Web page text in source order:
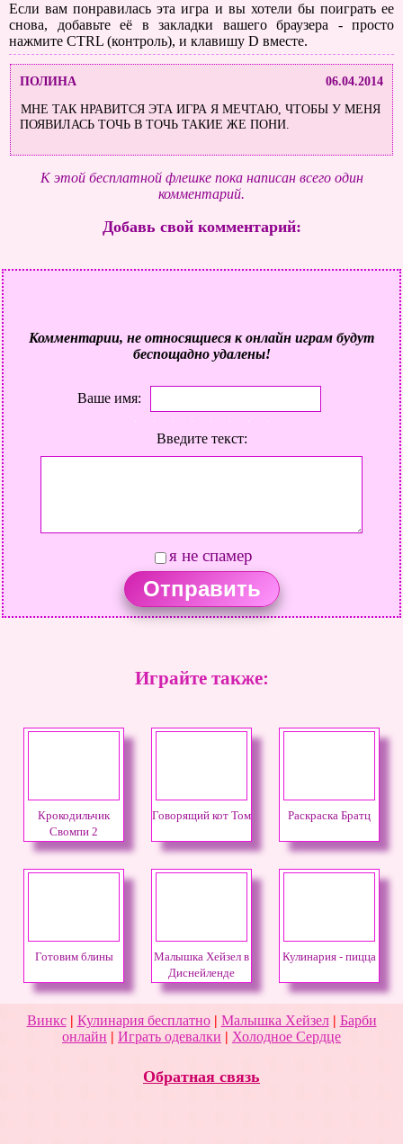
Если вам понравилась эта игра и вы хотели бы поиграть ее
снова, добавьте её в закладки вашего браузера - просто
нажмите CTRL (контроль), и клавишу D вместе.
ПОЛИНА
06.04.2014
МНЕ ТАК НРАВИТСЯ ЭТА ИГРА Я МЕЧТАЮ, ЧТОБЫ У МЕНЯ
ПОЯВИЛАСЬ ТОЧЬ В ТОЧЬ ТАКИЕ ЖЕ ПОНИ.
К этой бесплатной флешке пока написан всего один
комментарий.
Добавь свой комментарий:
Комментарии, не относящиеся к онлайн играм будут
беспощадно удалены!
Ваше имя:
Введите текст:
я не спамер
Играйте также:
Крокодильчик
Свомпи 2
Говорящий кот Том Раскраска Братц
Готовим блины
Малышка Хейзел в
Диснейленде
Кулинария - пицца
Винкс| Кулинария бесплатно| Малышка Хейзел| Барби
онлайн | Играть одевалки | Холодное Сердце
Обратная связь